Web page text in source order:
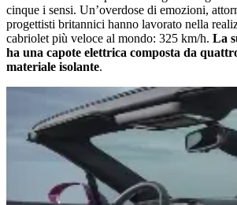
cinque i sensi. Un’overdose di emozioni,
progettisti britannici hanno lavorato nella
cabriolet più veloce al mondo: 325 km/h. La
ha una capote elettrica composta da
materiale isolante.